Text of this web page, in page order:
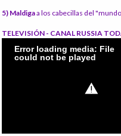
5) Maldigaa los cabecillas del
TELEVISIÓN - CANAL RUSSIA